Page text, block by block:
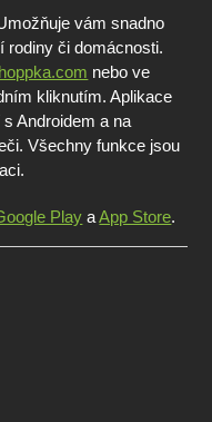
vám snadno
či domácnosti.
nebo ve
kliknutím. Aplikace
Androidem a na
Všechny funkce jsou
Play aApp Store.